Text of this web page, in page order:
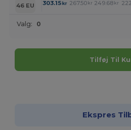
46 EU
303.15kr 267.50 kr 249.68 kr
Valg: 0
Tilføj Til
Ekspres